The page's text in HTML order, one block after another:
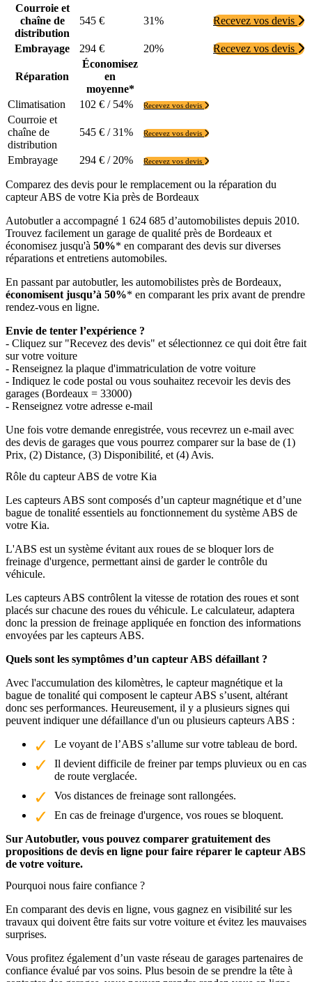
Courroie et
chaîne de
distribution
545 € 31% Recevez vos devis
Embrayage 294 € 20% Recevez vos devis
Réparation
Économisez
en
moyenne*
Climatisation
102 € / 54% Recevez vos devis
Courroie et
chaîne de
distribution
545 € / 31% Recevez vos devis
Embrayage 294 € / 20% Recevez vos devis
Comparez des devis pour le remplacement ou la réparation du
capteur ABS de votre Kia près de Bordeaux
Autobutler a accompagné 1 624 685 d’automobilistes depuis 2010.
Trouvez facilement un garage de qualité près de Bordeaux et
économisez jusqu'à 50%* en comparant des devis sur diverses
réparations et entretiens automobiles.
En passant par autobutler, les automobilistes près de Bordeaux,
économisent jusqu’à 50%* en comparant les prix avant de prendre
rendez-vous en ligne.
Envie de tenter l’expérience ?
- Cliquez sur "Recevez des devis" et sélectionnez ce qui doit être fait
sur votre voiture
- Renseignez la plaque d'immatriculation de votre voiture
- Indiquez le code postal ou vous souhaitez recevoir les devis des
garages (Bordeaux = 33000)
- Renseignez votre adresse e-mail
Une fois votre demande enregistrée, vous recevrez un e-mail avec
des devis de garages que vous pourrez comparer sur la base de (1)
Prix, (2) Distance, (3) Disponibilité, et (4) Avis.
Rôle du capteur ABS de votre Kia
Les capteurs ABS sont composés d’un capteur magnétique et d’une
bague de tonalité essentiels au fonctionnement du système ABS de
votre Kia.
L'ABS est un système évitant aux roues de se bloquer lors de
freinage d'urgence, permettant ainsi de garder le contrôle du
véhicule.
Les capteurs ABS contrôlent la vitesse de rotation des roues et sont
placés sur chacune des roues du véhicule. Le calculateur, adaptera
donc la pression de freinage appliquée en fonction des informations
envoyées par les capteurs ABS.
Quels sont les symptômes d’un capteur ABS défaillant ?
Avec l'accumulation des kilomètres, le capteur magnétique et la
bague de tonalité qui composent le capteur ABS s’usent, altérant
donc ses performances. Heureusement, il y a plusieurs signes qui
peuvent indiquer une défaillance d'un ou plusieurs capteurs ABS :
Le voyant de l’ABS s’allume sur votre tableau de bord.
Il devient difficile de freiner par temps pluvieux ou en cas
de route verglacée.
Vos distances de freinage sont rallongées.
En cas de freinage d'urgence, vos roues se bloquent.
Sur Autobutler, vous pouvez comparer gratuitement des
propositions de devis en ligne pour faire réparer le capteur ABS
de votre voiture.
Pourquoi nous faire confiance ?
En comparant des devis en ligne, vous gagnez en visibilité sur les
travaux qui doivent être faits sur votre voiture et évitez les mauvaises
surprises.
Vous profitez également d’un vaste réseau de garages partenaires de
confiance évalué par vos soins. Plus besoin de se prendre la tête à